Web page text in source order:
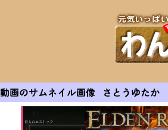
動画のサムネイル画像 さとうゆたか